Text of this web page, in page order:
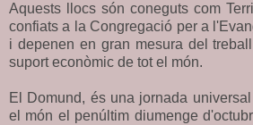
Aquests llocs són coneguts com
confiats a la Congregació per a
i depenen en gran mesura del
suport econòmic de tot el món.
El Domund, és una jornada
el món el penúltim diumenge